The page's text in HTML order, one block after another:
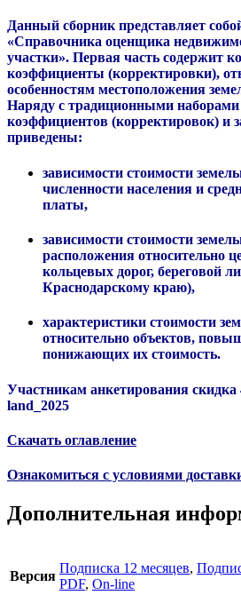
Данный сборник представляет
«Справочника оценщика
участки». Первая часть содержит
коэффициенты (корректировки),
особенностям местоположения
Наряду с традиционными
коэффициентов (корректировок) и
приведены:
зависимости стоимости
численности населения и
платы,
зависимости стоимости
расположения относительно
кольцевых дорог, береговой
Краснодарскому краю),
характеристики стоимости
относительно объектов,
понижающих их стоимость.
Участникам анкетирования
land_2025
Скачать оглавление
Ознакомиться с условиями
Дополнительная
Версия
Подписка 12 месяцев,
PDF, On-line